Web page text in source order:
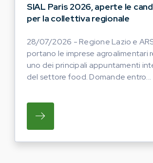
SIAL Paris 2026, aperte le
per la collettiva regionale
28/07/2026 - Regione Lazio e
portano le imprese agroalimentari
uno dei principali appuntamenti
del settore food. Domande entro...
SU REGIONE LAZIO E